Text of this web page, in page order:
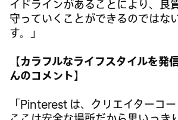
イドラインがあることにより、良
守っていくことができるのではな
す。」
【カラフルなライフスタイルを発
んのコメント】
「Pinterest は、クリエイターコー